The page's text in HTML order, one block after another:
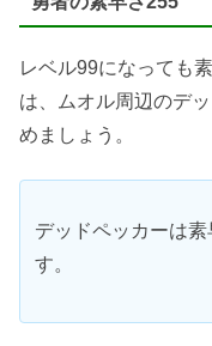
レベル99になっても
は、ムオル周辺のデ
めましょう。
デッドペッカーは
す。